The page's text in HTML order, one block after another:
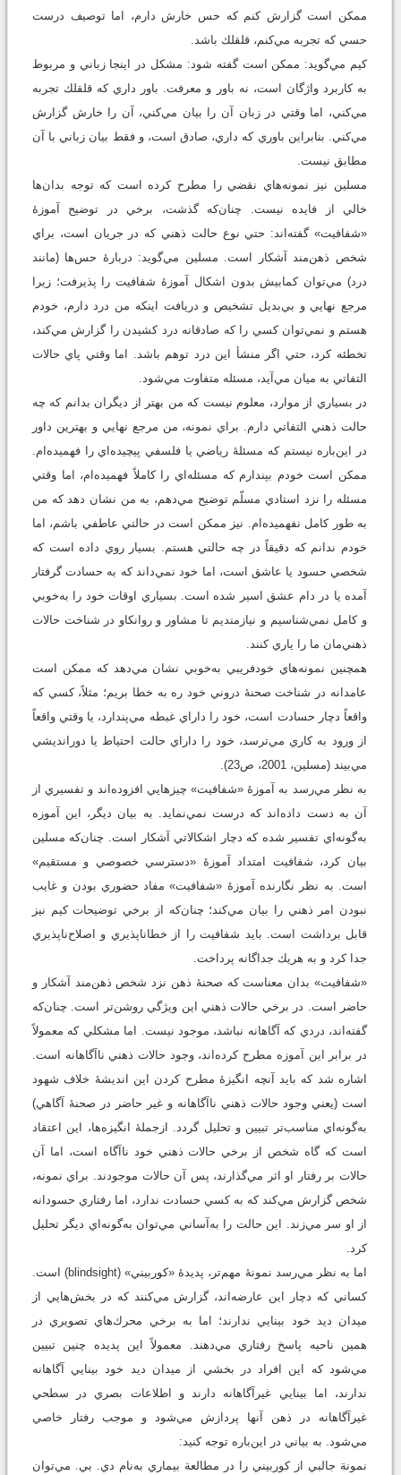
ممكن است گزارش كنم كه حس خارش دارم، اما توصيف درست
حسي كه تجربه مي‌كنم، قلقلك باشد.
كيم مي‌گويد: ممكن است گفته شود: مشكل در اينجا زباني و مربوط
به كاربرد واژگان است، نه باور و معرفت. باور داري كه قلقلك تجربه
مي‌كني، اما وقتي در زبان آن را بيان مي‌کني، آن را خارش گزارش
مي‌كني. بنابراين باوري كه داري، صادق است، و فقط بيان زباني با آن
مطابق نيست.
مسلين نيز نمونه‌هاي نقضي را مطرح كرده است كه توجه بدان‌ها
خالي از فايده نيست. چنان‌كه گذشت، برخي در توضيح آموزۀ
«شفافيت» گفته‌اند: حتي نوع حالت ذهني كه در جريان است، براي
شخص ذهن‌مند آشكار است. مسلين مي‌گويد: دربارۀ حس‌ها‌ (مانند
درد) مي‌توان كمابيش بدون اشكال آموزۀ شفافيت را پذيرفت؛ زيرا
مرجع نهايي و بي‌بديل تشخيص و دريافت اينكه من درد دارم، خودم
هستم و نمي‌توان كسي را كه صادقانه درد كشيدن را گزارش مي‌كند،
تخطئه كرد، حتي اگر منشأ اين درد توهم باشد. اما وقتي پاي حالات
التفاتي به ميان مي‌آيد، مسئله متفاوت مي‌شود.
در بسياري از موارد، معلوم نيست كه من بهتر از ديگران بدانم كه چه
حالت ذهني التفاتي دارم. براي نمونه، من مرجع نهايي و بهترين داور
در اين‌باره نيستم كه مسئلۀ رياضي يا فلسفي پيچيده‌اي را فهميده‌ام.
ممكن است خودم بپندارم كه مسئله‌اي را كاملاً فهميده‌ام، اما وقتي
مسئله را نزد استادي مسلّم توضيح مي‌دهم، به من نشان دهد كه من
به طور کامل نفهميده‌ام. نيز ممكن است در حالتي عاطفي باشم، اما
خودم ندانم كه دقيقاً در چه حالتي هستم. بسيار روي داده است كه
شخصي حسود يا عاشق است، اما خود نمي‌داند كه به حسادت گرفتار
آمده يا در دام عشق اسير شده است. بسياري اوقات خود را به‌خوبي
و كامل نمي‌شناسيم و نيازمنديم تا مشاور و روانكاو در شناخت حالات
ذهني‌مان ما را ياري كنند.
همچنين نمونه‌هاي خودفريبي به‌خوبي نشان مي‌دهد كه ممكن است
عامدانه در شناخت صحنۀ دروني خود ره به خطا بريم؛ مثلاً، كسي كه
واقعاً دچار حسادت است، خود را داراي غبطه مي‌پندارد، يا وقتي واقعاً
از ورود به كاري مي‌ترسد، خود را داراي حالت احتياط يا دورانديشي
مي‌بيند (مسلين، 2001، ص23).
به نظر مي‌رسد به آموزۀ «شفافيت» چيزهايي افزوده‌اند و تفسيري از
آن به دست داده‌اند كه درست نمي‌نمايد. به بيان ديگر، اين آموزه
به‌گونه‌اي تفسير شده كه دچار اشكالاتي آشكار است. چنان‌كه مسلين
بيان كرد، شفافيت امتداد آموزۀ «دسترسي خصوصي و مستقيم»
است. به نظر نگارنده آموزۀ «شفافيت» مفاد حضوري بودن و غايب
نبودن امر ذهني را بيان مي‌كند؛ چنان‌كه از برخي توضيحات كيم نيز
قابل برداشت است. بايد شفافيت را از خطاناپذيري و اصلاح‌ناپذيري
جدا كرد و به هريك جداگانه پرداخت.
«شفافيت» بدان معناست كه صحنۀ ذهن نزد شخص ذهن‌مند آشكار و
حاضر است. در برخي حالات ذهني اين ويژگي روشن‌تر است. چنان‌كه
گفته‌اند، دردي كه آگاهانه نباشد، موجود نيست. اما مشكلي كه معمولاً
در برابر اين آموزه مطرح كرده‌اند، وجود حالات ذهني ناآگاهانه است.
اشاره شد كه بايد آنچه انگيزۀ مطرح كردن اين انديشۀ خلاف شهود
است (يعني وجود حالات ذهني ناآگاهانه و غير حاضر در صحنۀ آگاهي)
به‌گونه‌اي مناسب‌تر تبيين و تحليل گردد. ازجملۀ انگيزه‌ها، اين اعتقاد
است كه گاه شخص از برخي حالات ذهني خود ناآگاه است، اما آن
حالات بر رفتار او اثر مي‌گذارند، پس آن حالات موجودند. براي نمونه،
شخص گزارش مي‌كند كه به كسي حسادت ندارد، اما رفتاري حسودانه
از او سر مي‌زند. اين حالت را به‌آساني مي‌توان به‌گونه‌اي ديگر تحليل
كرد.
اما به نظر مي‌رسد نمونۀ مهم‌تر، پديدۀ «كوربيني» (blindsight) است.
كساني كه دچار اين عارضه‌اند، گزارش مي‌كنند كه در بخش‌هايي از
ميدان ديد خود بينايي ندارند؛ اما به برخي محرك‌هاي تصويري در
همين ناحيه پاسخ رفتاري مي‌دهند. معمولاً اين پديده چنين تبيين
مي‌شود كه اين افراد در بخشي از ميدان ديد خود بينايي آگاهانه
ندارند، اما بينايي غيرآگاهانه دارند و اطلاعات بصري در سطحي
غيرآگاهانه در ذهن آنها پردازش مي‌شود و موجب رفتار خاصي
مي‌شود. به بياني در اين‌باره توجه کنيد:
نمونة جالبي از كوربيني را در مطالعة بيماري به‌نام دي. بي. مي‌توان